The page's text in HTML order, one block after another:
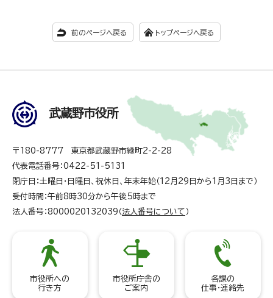
前のページへ戻る トップページへ戻る
武蔵野市役所
〒180-8777 東京都武蔵野市緑町2-2-28
代表電話番号：0422-51-5131
閉庁日：土曜日・日曜日、祝休日、年末年始（12月29日から1月3日まで）
受付時間：午前8時30分から午後5時まで
法人番号：8000020132039（ 法人番号について ）
市役所への
行き方
市役所庁舎の
ご案内
各課の
仕事・連絡先